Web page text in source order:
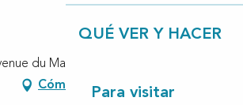
QUÉ VER Y HACER
Para visitar
du Marensin, 40550 Léon
Cómo llegar